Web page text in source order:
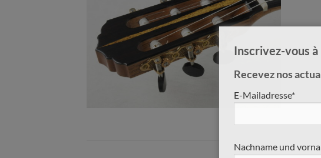
Inscrivez-vous
Recevez nos
E-Mailadresse*
Nachname und